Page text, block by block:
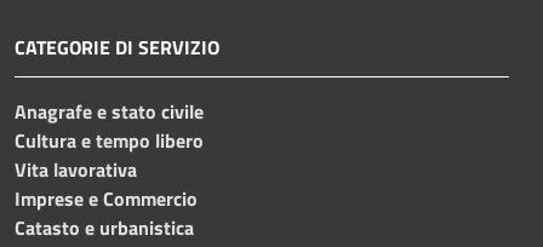
CATEGORIE DI SERVIZIO
Anagrafe e stato civile
Cultura e tempo libero
Vita lavorativa
Imprese e Commercio
Catasto e urbanistica